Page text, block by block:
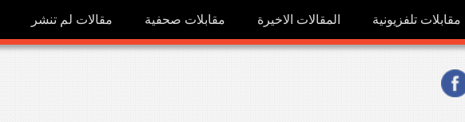
مقابلات تلفزيونية المقالات الاخيرة مقابلات صحفية مقالات لم تنشر